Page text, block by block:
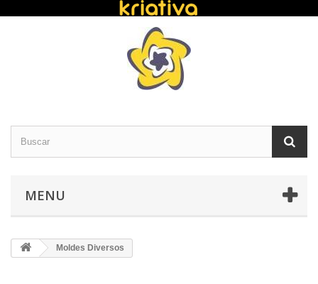
MENU
Moldes Diversos